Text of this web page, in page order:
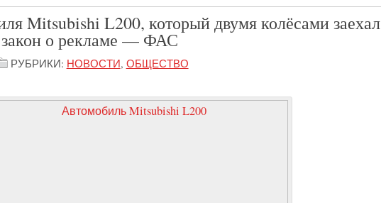
Mitsubishi L200, который двумя колёсами заехал
закон о рекламе — ФАС
РУБРИКИ: НОВОСТИ, ОБЩЕСТВО